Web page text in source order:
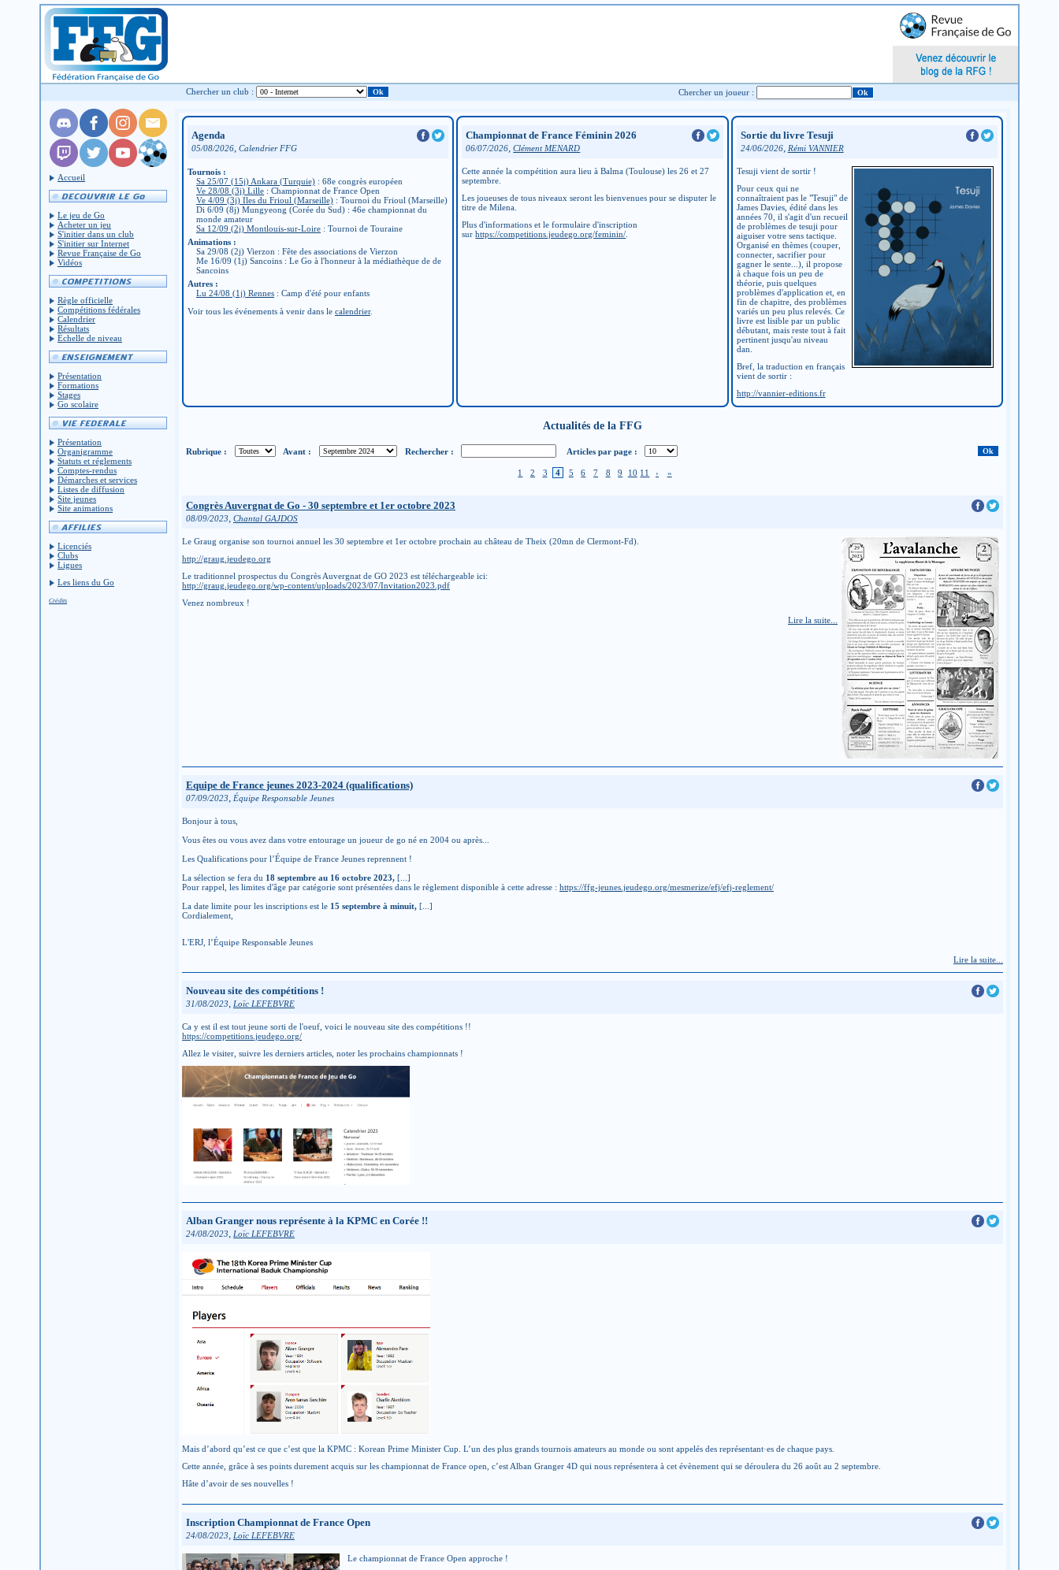
Chercher un club : Chercher un joueur :
Accueil
Le jeu de Go
Acheter un jeu
S'initier dans un club
S'initier sur Internet
Revue Française de Go
Vidéos
Règle officielle
Compétitions fédérales
Calendrier
Résultats
Échelle de niveau
Présentation
Formations
Stages
Go scolaire
Présentation
Organigramme
Statuts et réglements
Comptes-rendus
Démarches et services
Listes de diffusion
Site jeunes
Site animations
Licenciés
Clubs
Ligues
Les liens du Go
Crédits
Agenda
05/08/2026, Calendrier FFG
Tournois :
Sa 25/07 (15j) Ankara (Turquie) : 68e congrès européen
Ve 28/08 (3j) Lille : Championnat de France Open
Ve 4/09 (3j) Iles du Frioul (Marseille) : Tournoi du Frioul (Marseille)
Di 6/09 (8j) Mungyeong (Corée du Sud) : 46e championnat du
monde amateur
Sa 12/09 (2j) Montlouis-sur-Loire : Tournoi de Touraine
Animations :
Sa 29/08 (2j) Vierzon : Fête des associations de Vierzon
Me 16/09 (1j) Sancoins : Le Go à l'honneur à la médiathèque de de
Sancoins
Autres :
Lu 24/08 (1j) Rennes : Camp d'été pour enfants
Voir tous les événements à venir dans le calendrier.
Championnat de France Féminin 2026
06/07/2026,Clément MENARD
Cette année la compétition aura lieu à Balma (Toulouse) les 26 et 27
septembre.
Les joueuses de tous niveaux seront les bienvenues pour se disputer le
titre de Milena.
Plus d'informations et le formulaire d'inscription
surhttps://competitions.jeudego.org/feminin/
Sortie du livre Tesuji
24/06/2026, Rémi VANNIER
Tesuji vient de sortir !
Pour ceux qui ne
connaîtraient pas le "Tesuji" de
James Davies, édité dans les
années 70, il s'agit d'un recueil
de problèmes de tesuji pour
aiguiser votre sens tactique.
Organisé en thèmes (couper,
connecter, sacrifier pour
gagner le sente...), il propose
à chaque fois un peu de
théorie, puis quelques
problèmes d'application et, en
fin de chapitre, des problèmes
variés un peu plus relevés. Ce
livre est lisible par un public
débutant, mais reste tout à fait
pertinent jusqu'au niveau
dan.
Bref, la traduction en français
vient de sortir :
http://vannier-editions.fr
Actualités de la FFG
Rubrique : Avant : Rechercher : Articles par page :
1 2 3 4 5 6 7 8 9 10 11 › »
Congrès Auvergnat de Go - 30 septembre et 1er octobre 2023
08/09/2023, Chantal GAJDOS
Le Graug organise son tournoi annuel les 30 septembre et 1er octobre prochain au château de Theix (20mn de Clermont-Fd).
http://graug.jeudego.org
Le traditionnel prospectus du Congrès Auvergnat de GO 2023 est téléchargeable ici:
http://graug.jeudego.org/wp-content/uploads/2023/07/Invitation2023.pdf
Venez nombreux !
Lire la suite...
Equipe de France jeunes 2023-2024 (qualifications)
07/09/2023, Équipe Responsable Jeunes
Bonjour à tous,
Vous êtes ou vous avez dans votre entourage un joueur de go né en 2004 ou après...
Les Qualifications pour l’Équipe de France Jeunes reprennent !
La sélection se fera du 18 septembre au 16 octobre 2023, [...]
Pour rappel, les limites d'âge par catégorie sont présentées dans le règlement disponible à cette adresse : https://ffg-jeunes.jeudego.org/mesmerize/efj/efj-reglement/
La date limite pour les inscriptions est le 15 septembre à minuit, [...]
Cordialement,
L'ERJ, l’Équipe Responsable Jeunes
Lire la suite...
Nouveau site des compétitions !
31/08/2023, Loïc LEFEBVRE
Ca y est il est tout jeune sorti de l'oeuf, voici le nouveau site des compétitions !!
https://competitions.jeudego.org/
Allez le visiter, suivre les derniers articles, noter les prochains championnats !
Alban Granger nous représente à la KPMC en Corée !!
24/08/2023, Loïc LEFEBVRE
Mais d’abord qu’est ce que c’est que la KPMC : Korean Prime Minister Cup. L’un des plus grands tournois amateurs au monde ou sont appelés des représentant·es de chaque pays.
Cette année, grâce à ses points durement acquis sur les championnat de France open, c’est Alban Granger 4D qui nous représentera à cet évènement qui se déroulera du 26 août au 2 septembre.
Hâte d’avoir de ses nouvelles !
Inscription Championnat de France Open
24/08/2023, Loïc LEFEBVRE
Le championnat de France Open approche !